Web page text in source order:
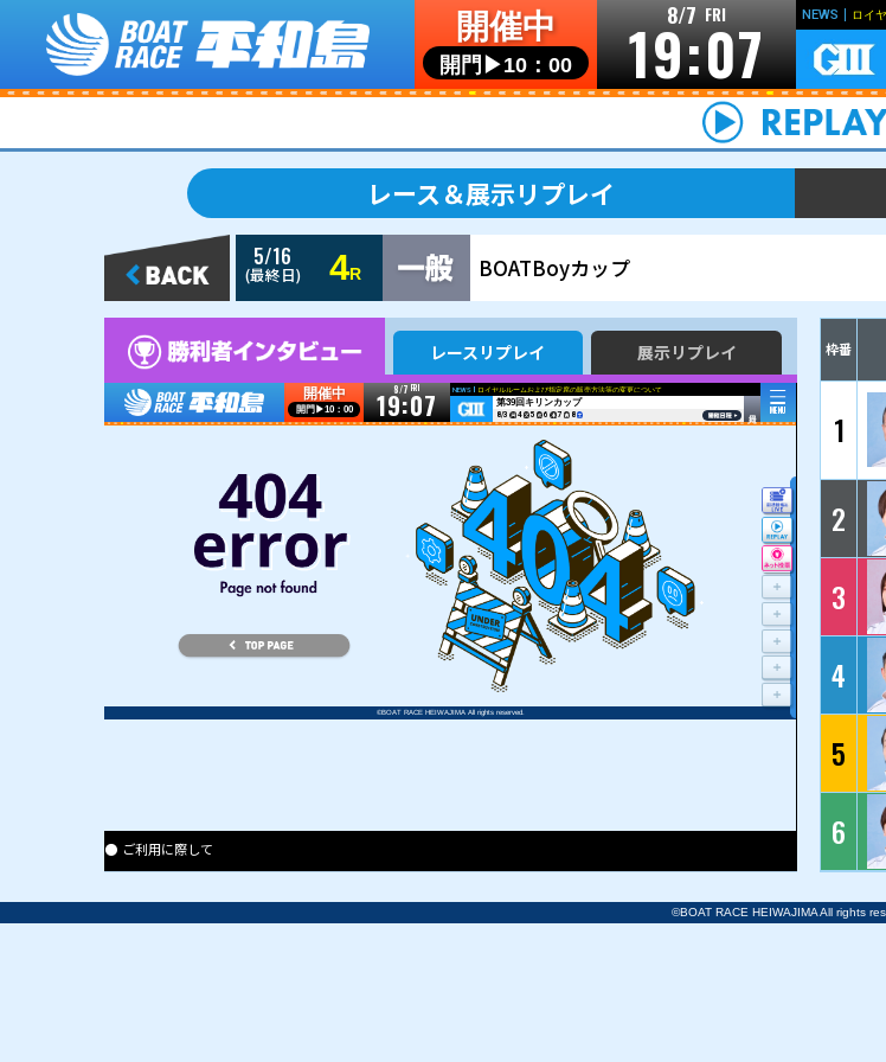
開催中
開門▶10：00
リンク 個人情報の取り扱いについて
レース＆展示リプレイ
5/16
(最終日) 4R BOATBoyカッ